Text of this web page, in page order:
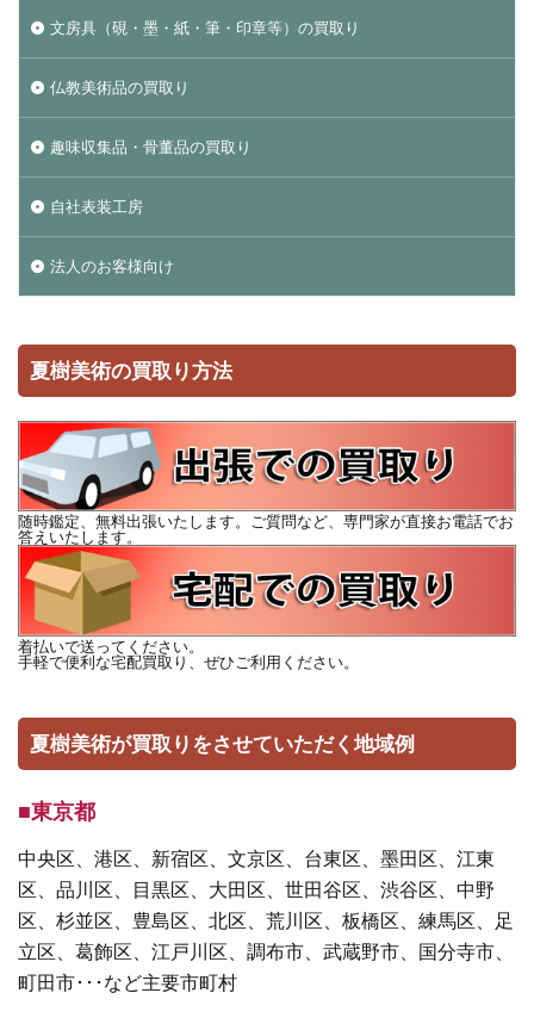
文房具（硯・墨・紙・筆・印章等）の買取り
仏教美術品の買取り
趣味収集品・骨董品の買取り
自社表装工房
法人のお客様向け
夏樹美術の買取り方法
随時鑑定、無料出張いたします。ご質問など、専門家が直接お電話でお
答えいたします。
着払いで送ってください。
手軽で便利な宅配買取り、ぜひご利用ください。
夏樹美術が買取りをさせていただく地域例
■東京都
中央区、港区、新宿区、文京区、台東区、墨田区、江東
区、品川区、目黒区、大田区、世田谷区、渋谷区、中野
区、杉並区、豊島区、北区、荒川区、板橋区、練馬区、足
立区、葛飾区、江戸川区、調布市、武蔵野市、国分寺市、
町田市･･･など主要市町村